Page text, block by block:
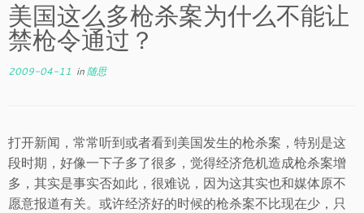
美国这么多枪杀案为什么不能让
禁枪令通过？
2009-04-11 in随思
打开新闻，常常听到或者看到美国发生的枪杀案，特别是这
段时期，好像一下子多了很多，觉得经济危机造成枪杀案增
多，其实是事实否如此，很难说，因为这其实也和媒体原不
愿意报道有关。或许经济好的时候的枪杀案不比现在少，只